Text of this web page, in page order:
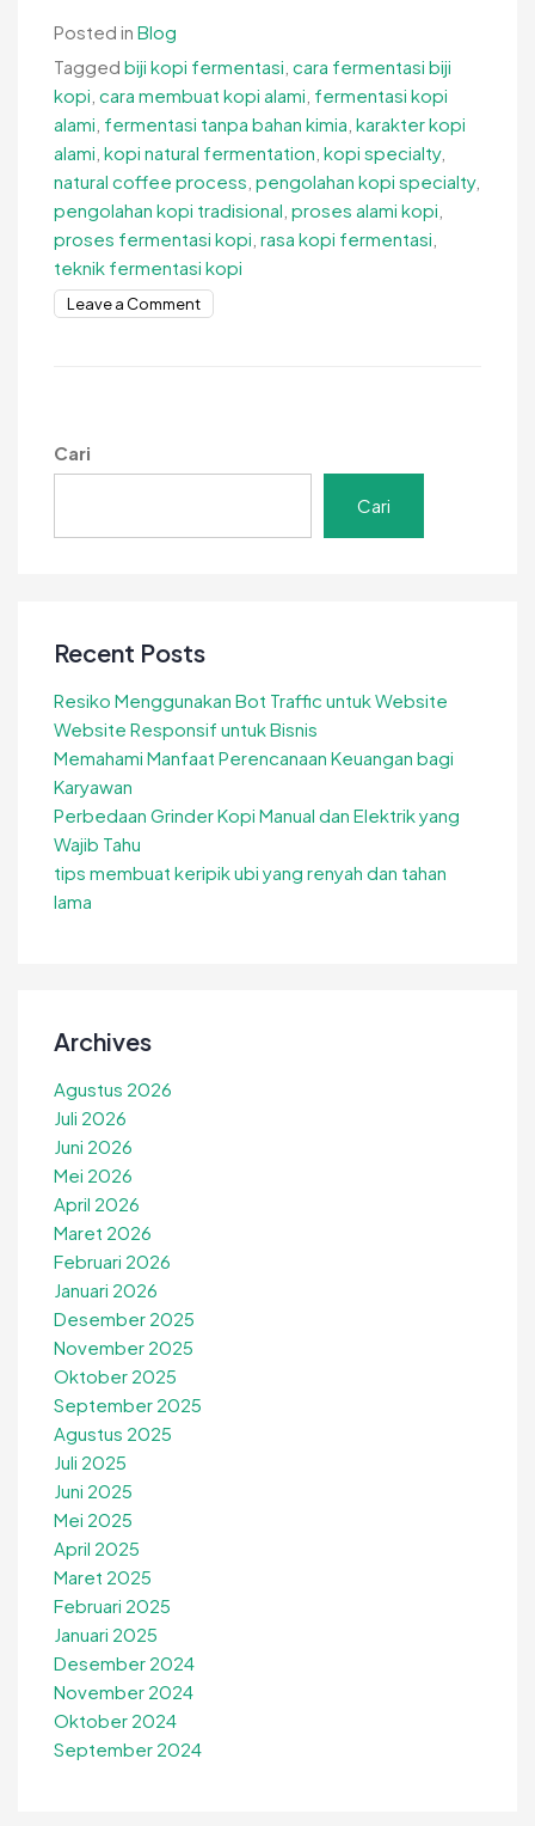
Posted in Blog
Tagged biji kopi fermentasi cara fermentasi biji
kopi cara membuat kopi alami fermentasi kopi
alami fermentasi tanpa bahan kimia karakter kopi
alami kopi natural fermentation kopi specialty,
natural coffee process pengolahan kopi specialty,
pengolahan kopi tradisional proses alami kopi
proses fermentasi kopi rasa kopi fermentasi
teknik fermentasi kopi
Leave a Commenton
Cari
Cari
Recent Posts
Resiko Menggunakan Bot Traffic untuk Website
Website Responsif untuk Bisnis
Memahami Manfaat Perencanaan Keuangan bagi
Karyawan
Perbedaan Grinder Kopi Manual dan Elektrik yang
Wajib Tahu
tips membuat keripik ubi yang renyah dan tahan
lama
Archives
Agustus 2026
Juli 2026
Juni 2026
Mei 2026
April 2026
Maret 2026
Februari 2026
Januari 2026
Desember 2025
November 2025
Oktober 2025
September 2025
Agustus 2025
Juli 2025
Juni 2025
Mei 2025
April 2025
Maret 2025
Februari 2025
Januari 2025
Desember 2024
November 2024
Oktober 2024
September 2024